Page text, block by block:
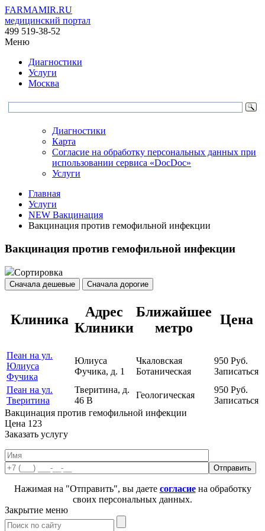
FARMAMIR.RU
медицинский портал
499 519-38-52
Меню
Диагностики
Услуги
Москва
Диагностики
Карта
Согласие на обработку персональных данных при
использовании сервиса «DocDoc»
Услуги
Главная
Услуги
NEW Вакцинация
Вакцинация против гемофильной инфекции
Вакцинация против гемофильной инфекции
Сортировка
Сначала дешевые Сначала дорогие
Клиника
Адрес
Клиники
Ближайшее
метро
Цена
Пеан на ул.
Юлиуса
Фучика
Юлиуса
Фучика, д. 1
Чкаловская
Ботаническая
950 Руб.
Записаться
Пеан на ул.
Тверитина
Тверитина, д.
46 В
Геологическая
950 Руб.
Записаться
Вакцинация против гемофильной инфекции
Цена 123
Заказать услугу
Нажимая на "Отправить", вы даете согласиена обработку
своих персональных данных.
Закрытие меню